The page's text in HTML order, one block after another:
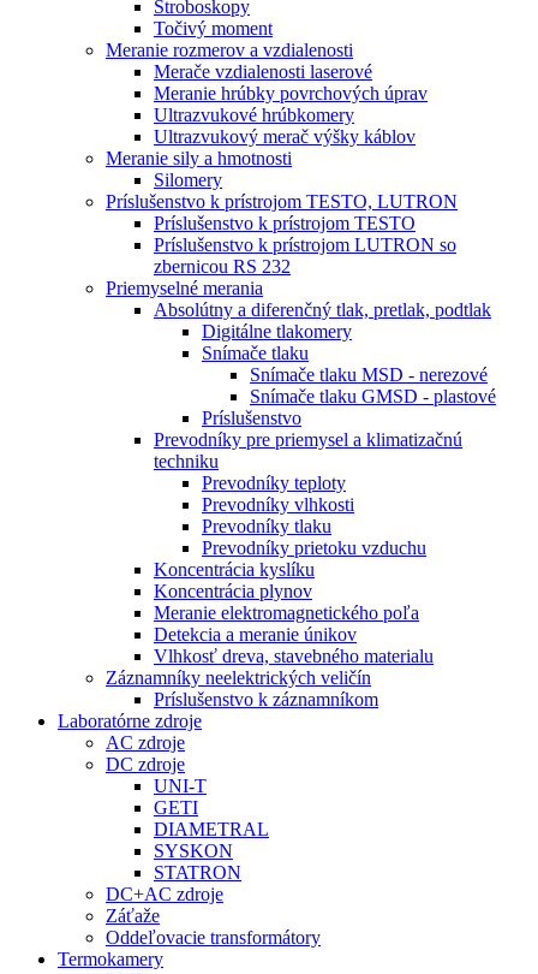
Stroboskopy
Točivý moment
Meranie rozmerov a vzdialenosti
Merače vzdialenosti laserové
Meranie hrúbky povrchových úprav
Ultrazvukové hrúbkomery
Ultrazvukový merač výšky káblov
Meranie sily a hmotnosti
Silomery
Príslušenstvo k prístrojom TESTO, LUTRON
Príslušenstvo k prístrojom TESTO
Príslušenstvo k prístrojom LUTRON so
zbernicou RS 232
Priemyselné merania
Absolútny a diferenčný tlak, pretlak, podtlak
Digitálne tlakomery
Snímače tlaku
Snímače tlaku MSD - nerezové
Snímače tlaku GMSD - plastové
Príslušenstvo
Prevodníky pre priemysel a klimatizačnú
techniku
Prevodníky teploty
Prevodníky vlhkosti
Prevodníky tlaku
Prevodníky prietoku vzduchu
Koncentrácia kyslíku
Koncentrácia plynov
Meranie elektromagnetického poľa
Detekcia a meranie únikov
Vlhkosť dreva, stavebného materialu
Záznamníky neelektrických veličín
Príslušenstvo k záznamníkom
Laboratórne zdroje
AC zdroje
DC zdroje
UNI-T
GETI
DIAMETRAL
SYSKON
STATRON
DC+AC zdroje
Záťaže
Oddeľovacie transformátory
Termokamery